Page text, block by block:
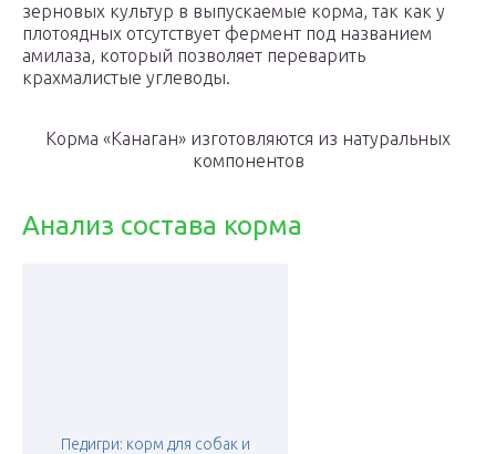
зерновых культур в выпускаемые корма, так как у
плотоядных отсутствует фермент под названием
амилаза, который позволяет переварить
крахмалистые углеводы.
Корма «Канаган» изготовляются из натуральных
компонентов
Анализ состава корма
Педигри: корм для собак и